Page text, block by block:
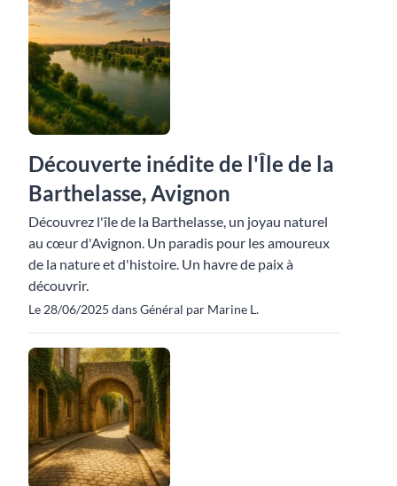
Découverte inédite de l'Île de la
Barthelasse, Avignon
Découvrez l'île de la Barthelasse, un joyau naturel
au cœur d'Avignon. Un paradis pour les amoureux
de la nature et d'histoire. Un havre de paix à
découvrir.
Le 28/06/2025 dans Général par Marine L.